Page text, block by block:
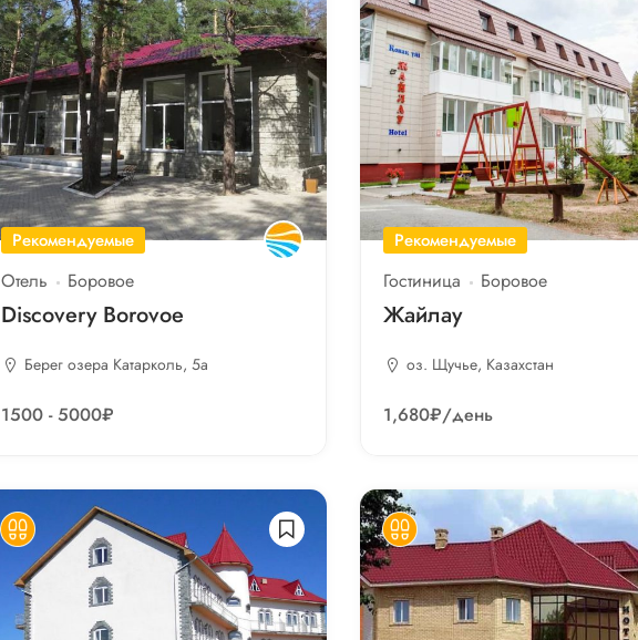
Рекомендуемые
Отель Боровое
Discovery Borovoе
Берег озера Катарколь, 5а
1500 - 5000₽
Рекомендуемые
Гостиница Боровое
Жайлау
оз. Щучье, Казахстан
1,680₽/день